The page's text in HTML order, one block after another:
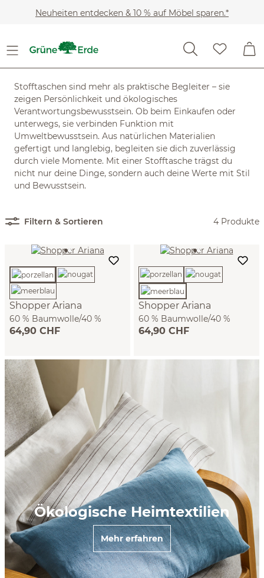
Zum Hauptinhalt springen
Neuheiten entdecken & 10 % auf Möbel sparen.*
Textile Accessoires
Stofftaschen sind mehr als praktische Begleiter – sie
zeigen Persönlichkeit und ökologisches
Verantwortungsbewusstsein. Ob beim Einkaufen oder
unterwegs, sie verbinden Funktion mit
Umweltbewusstsein. Aus natürlichen Materialien
gefertigt und langlebig, begleiten sie dich zuverlässig
durch viele Momente. Mit einer Stofftasche trägst du
nicht nur deine Dinge, sondern auch deine Werte mit Stil
und Bewusstsein.
Filtern & Sortieren 4 Produkte
Shopper Ariana
60 % Baumwolle/40 %
Leinen, GOTS (porzellan)
64,90 CHF
Shopper Ariana
60 % Baumwolle/40 %
Leinen, GOTS (meerblau)
64,90 CHF
Ökologische Heimtextilien
Mehr erfahren